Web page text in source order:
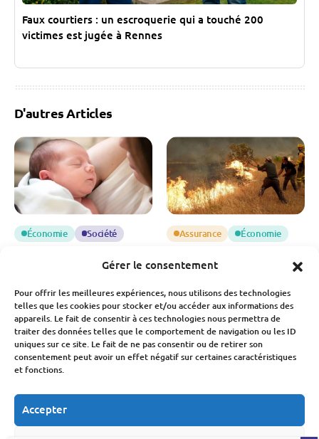
Gérer le consentement
Pour offrir les meilleures expériences, nous utilisons des technologies
telles que les cookies pour stocker et/ou accéder aux informations des
appareils. Le fait de consentir à ces technologies nous permettra de
traiter des données telles que le comportement de navigation ou les ID
uniques sur ce site. Le fait de ne pas consentir ou de retirer son
consentement peut avoir un effet négatif sur certaines caractéristiques
et fonctions.
Accepter
Faux courtiers : un escroquerie qui a touché 200
victimes est jugée à Rennes
D'autres Articles
Économie Société
chute des naissances qui
économie
Fabien Monvoisin
7 Août 2026
Assurance Économie
facture qui s’élève déjà à
Fabien Monvoisin
6 Août 2026